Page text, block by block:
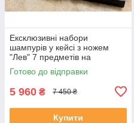
Ексклюзивні набори
шампурів у кейсі з ножем
"Лев" 7 предметів на
подарунок директору
Готово до відправки
5 960 ₴ 7 450 ₴
Купити